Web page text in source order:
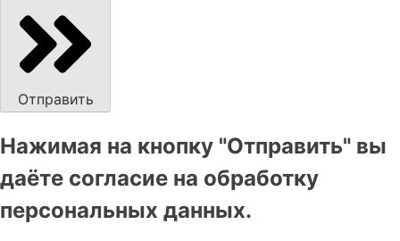
Отправить
Нажимая на кнопку "Отправить" вы
даёте согласие на обработку
персональных данных.